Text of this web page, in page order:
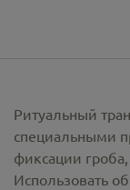
Ритуальный
специальными
фиксации
Использовать